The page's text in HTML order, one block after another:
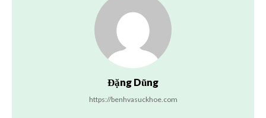
Đặng Dũng
https://benhvasuckhoe.com